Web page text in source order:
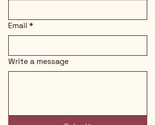
Email *
Write a message